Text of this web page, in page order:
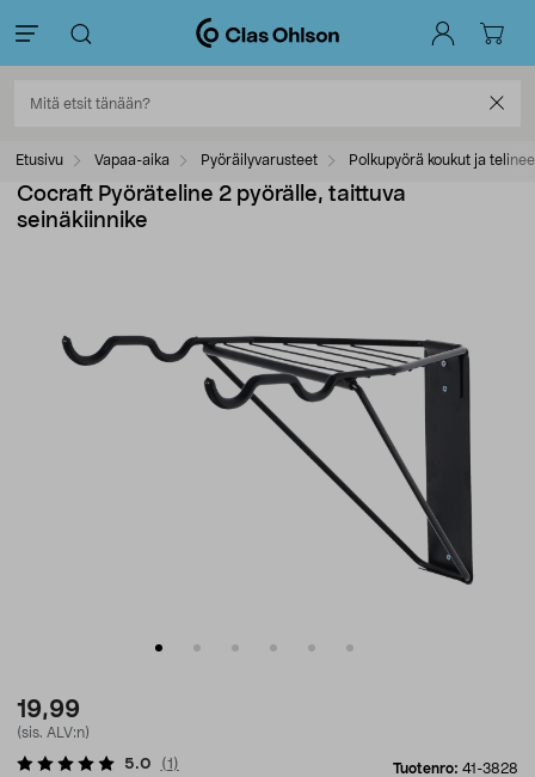
Etusivu Vapaa-aika Pyöräilyvarusteet Polkupyörä koukut ja
Cocraft Pyöräteline 2 pyörälle, taittuva
seinäkiinnike
19,99
(sis. ALV:n)
Tuotenro: 41-3828
5.0 (1 )